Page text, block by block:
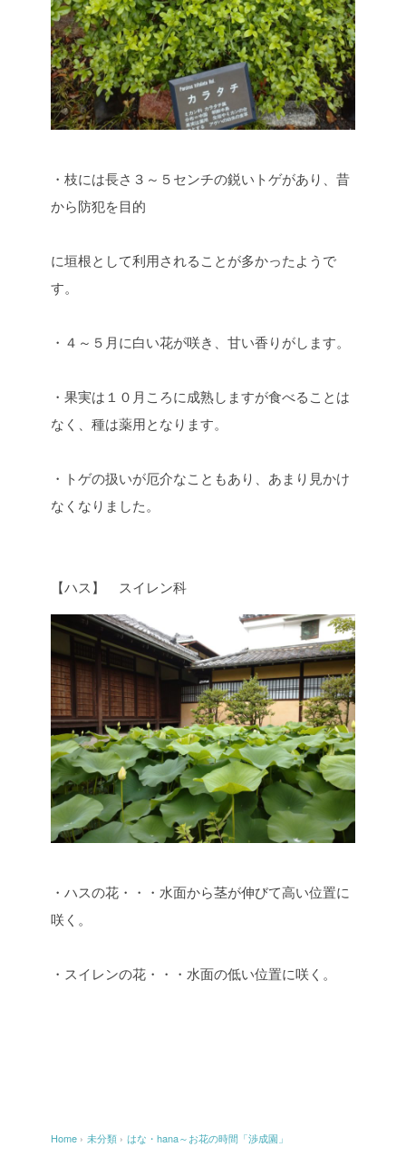
・枝には長さ３～５センチの鋭いトゲがあり、昔
から防犯を目的
に垣根として利用されることが多かったようで
す。
・４～５月に白い花が咲き、甘い香りがします。
・果実は１０月ころに成熟しますが食べることは
なく、種は薬用となります。
・トゲの扱いが厄介なこともあり、あまり見かけ
なくなりました。
【ハス】 スイレン科
・ハスの花・・・水面から茎が伸びて高い位置に
咲く。
・スイレンの花・・・水面の低い位置に咲く。
Home › 未分類 › はな・hana～お花の時間「渉成園」